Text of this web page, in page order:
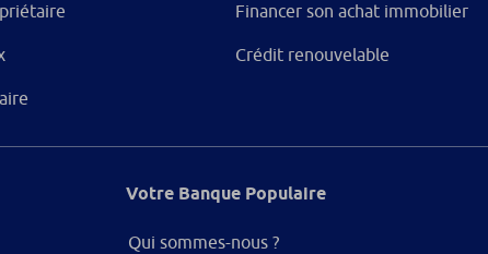
Financer son achat immobilier
Crédit renouvelable
Votre Banque Populaire
Qui sommes-nous ?